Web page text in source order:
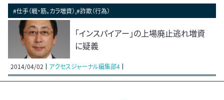
#仕手（戦・筋。カラ増資）,#詐欺（行為）
「インスパイアー」の上場廃止逃れ増資
に疑義
2014/04/02 アクセスジャーナル編集部4